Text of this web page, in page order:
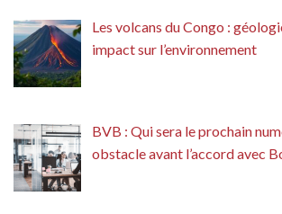
Les volcans du Congo :
impact sur l’environnement
BVB : Qui sera le prochain
obstacle avant l’accord avec